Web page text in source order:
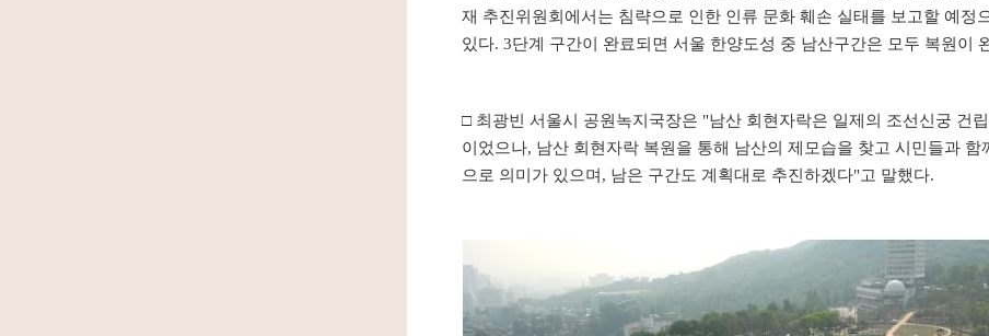
재 추진위원회에서는 침략으로 인한 인류 문화 훼손 실태를 보고할 예정
있다. 3단계 구간이 완료되면 서울 한양도성 중 남산구간은 모두 복원이
□ 최광빈 서울시 공원녹지국장은 "남산 회현자락은 일제의 조선신궁 건
이었으나, 남산 회현자락 복원을 통해 남산의 제모습을 찾고 시민들과 함
으로 의미가 있으며, 남은 구간도 계획대로 추진하겠다"고 말했다.